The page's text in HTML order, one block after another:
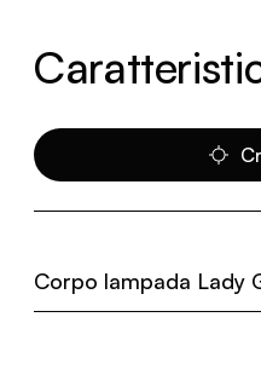
Corpo lampada Lady